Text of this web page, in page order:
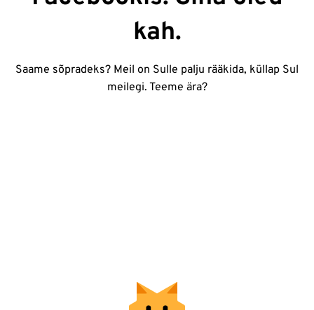
kah.
Saame sõpradeks? Meil on Sulle palju rääkida, küllap Sul
meilegi. Teeme ära?